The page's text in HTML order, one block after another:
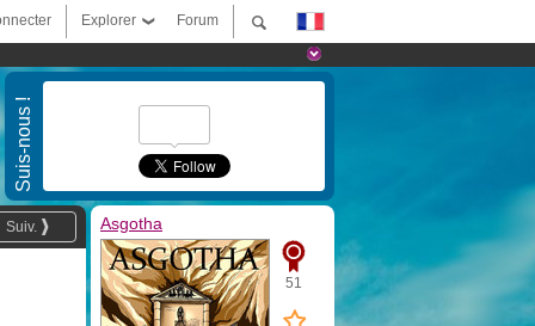
Forum
Explorer
Suis-nous !
Suiv. Asgotha
51